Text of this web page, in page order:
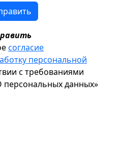
согласие
персональной
с требованиями
персональных данных»